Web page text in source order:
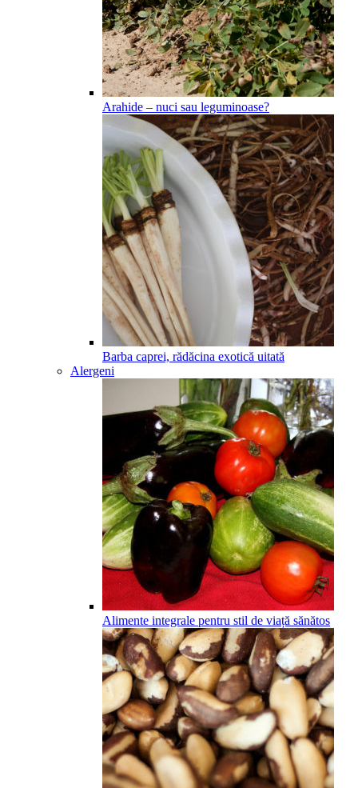
Arahide – nuci sau leguminoase?
Barba caprei, rădăcina exotică uitată
Alergeni
Alimente integrale pentru stil de viață sănătos